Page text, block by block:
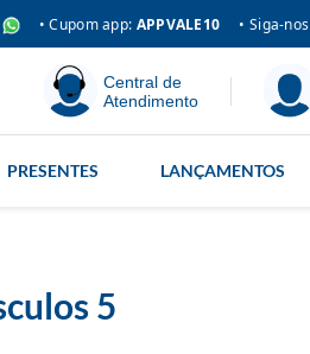
• Cupom app: APPVALE10 • Siga-nos
Central de
Atendimento
PRESENTES LANÇAMENTOS
5